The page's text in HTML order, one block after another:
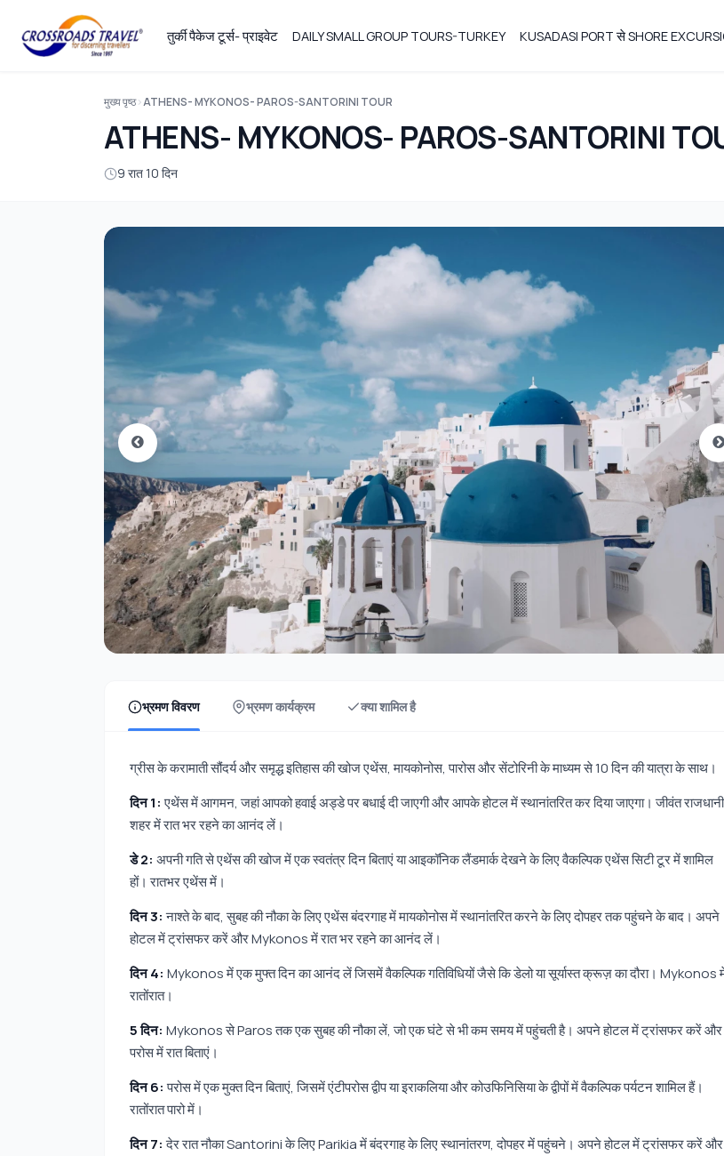
तुर्की पैकेज टूर्स- प्राइवेट DAILY SMALL GROUP TOURS-TURKEY KUSADASI PORT से SHORE
मुख्य पृष्ठ ATHENS- MYKONOS- PAROS-SANTORINI TOUR
ATHENS- MYKONOS- PAROS-SANTORINI
9 रात 10 दिन
भ्रमण विवरण भ्रमण कार्यक्रम क्या शामिल है
ग्रीस के करामाती सौंदर्य और समृद्ध इतिहास की खोज एथेंस, मायकोनोस, पारोस और सेंटोरिनी के माध्यम से 10 दिन की यात्रा के साथ।
दिन 1:एथेंस में आगमन, जहां आपको हवाई अड्डे पर बधाई दी जाएगी और आपके होटल में स्थानांतरित कर दिया जाएगा। जीवंत राजधानी
शहर में रात भर रहने का आनंद लें।
डे 2: अपनी गति से एथेंस की खोज में एक स्वतंत्र दिन बिताएं या आइकॉनिक लैंडमार्क देखने के लिए वैकल्पिक एथेंस सिटी टूर में शामिल
हों। रातभर एथेंस में।
दिन 3:नाश्ते के बाद, सुबह की नौका के लिए एथेंस बंदरगाह में मायकोनोस में स्थानांतरित करने के लिए दोपहर तक पहुंचने के बाद। अपने
होटल में ट्रांसफर करें और Mykonos में रात भर रहने का आनंद लें।
दिन 4: Mykonos में एक मुफ्त दिन का आनंद लें जिसमें वैकल्पिक गतिविधियों जैसे कि डेलो या सूर्यास्त क्रूज़ का दौरा। Mykonos
रातोंरात।
5 दिन: Mykonos से Paros तक एक सुबह की नौका लें, जो एक घंटे से भी कम समय में पहुंचती है। अपने होटल में ट्रांसफर करें और
परोस में रात बिताएं।
दिन 6:परोस में एक मुक्त दिन बिताएं, जिसमें एंटीपरोस द्वीप या इराकलिया और कोउफिनिसिया के द्वीपों में वैकल्पिक पर्यटन शामिल हैं।
रातोंरात पारो में।
दिन 7:देर रात नौका Santorini के लिए Parikia में बंदरगाह के लिए स्थानांतरण, दोपहर में पहुंचने। अपने होटल में ट्रांसफर करें और